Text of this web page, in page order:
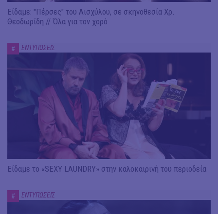
Είδαμε: "Πέρσες" του Αισχύλου, σε σκηνοθεσία Χρ.
Θεοδωρίδη // Όλα για τον χορό
# ΕΝΤΥΠΩΣΕΙΣ
Είδαμε το «SEXY LAUNDRY» στην καλοκαιρινή του περιοδεία
# ΕΝΤΥΠΩΣΕΙΣ